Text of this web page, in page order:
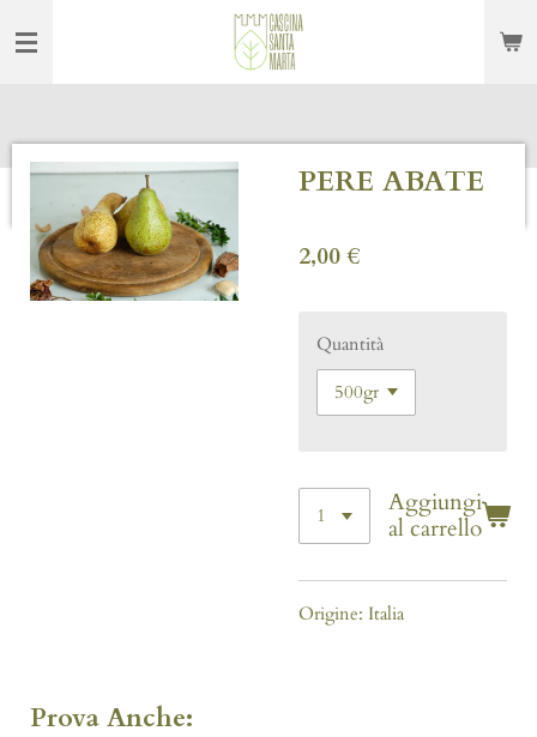
al
contenuto
PERE ABATE
2,00 €
Quantità
Aggiungi
al carrello
Origine: Italia
Prova Anche: